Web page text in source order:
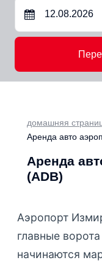
домашняя
Аренда авто
Аренда
(ADB)
Аэропорт
главные
начинаются